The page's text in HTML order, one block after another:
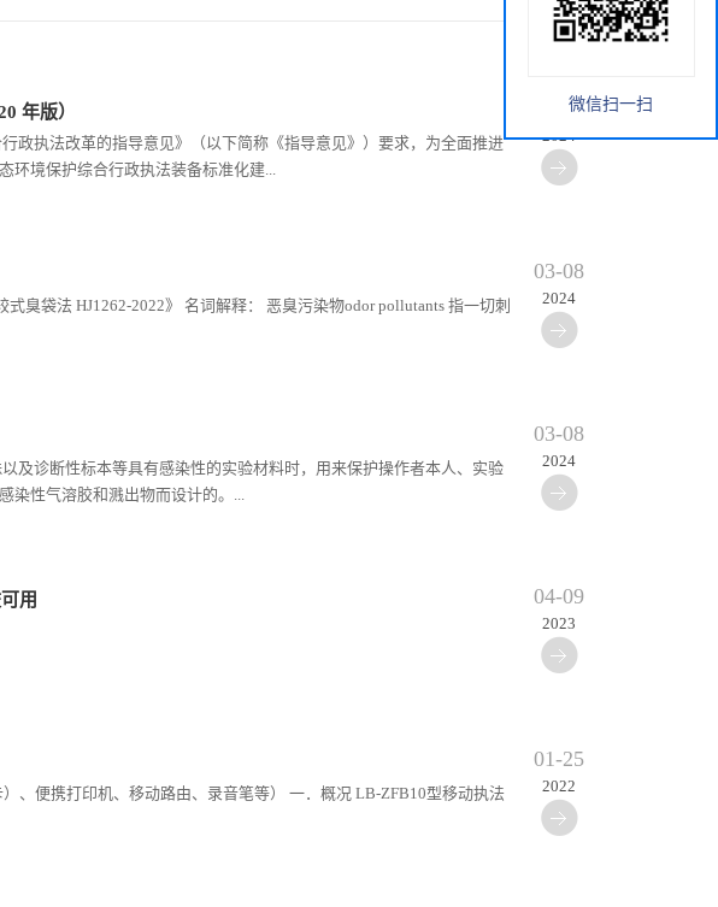
年版）
政执法改革的指导意见》（以下简称《指导意见》）要求，为全面推进
境保护综合行政执法装备标准化建...
03-14
2024
臭袋法 HJ1262-2022》 名词解释： 恶臭污染物odor pollutants 指一切刺
03-08
2024
及诊断性标本等具有感染性的实验材料时，用来保护操作者本人、实验
性气溶胶和溅出物而设计的。...
03-08
2024
用 04-09
2023
、便携打印机、移动路由、录音笔等） 一．概况 LB-ZFB10型移动执法
01-25
2022
微信扫一扫